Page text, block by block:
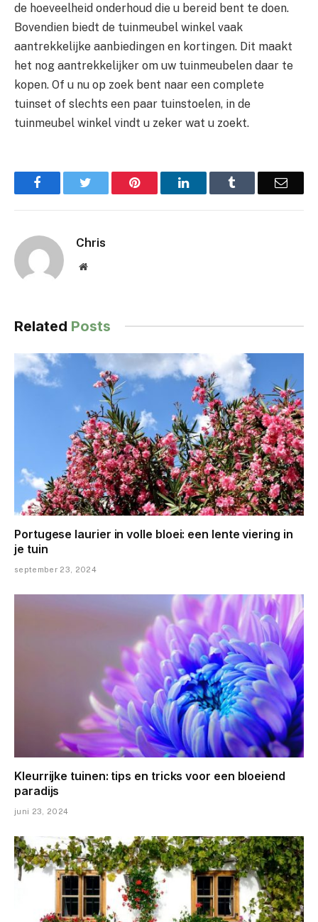
de hoeveelheid onderhoud die u bereid bent te doen.
Bovendien biedt de tuinmeubel winkel vaak
aantrekkelijke aanbiedingen en kortingen. Dit maakt
het nog aantrekkelijker om uw tuinmeubelen daar te
kopen. Of u nu op zoek bent naar een complete
tuinset of slechts een paar tuinstoelen, in de
tuinmeubel winkel vindt u zeker wat u zoekt.
Facebook Pinterest LinkedIn Email
Chris
Website
Related Posts
Portugese laurier in volle bloei: een lente viering in
je tuin
september 23, 2024
Kleurrijke tuinen: tips en tricks voor een bloeiend
paradijs
juni 23, 2024